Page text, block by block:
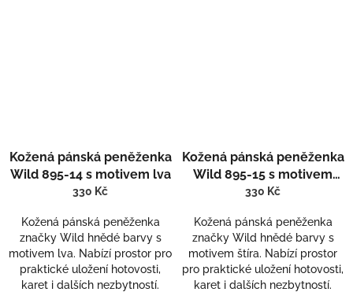
Kožená pánská peněženka
Wild 895-14 s motivem lva
330 Kč
Kožená pánská peněženka
značky Wild hnědé barvy s
motivem lva. Nabízí prostor pro
praktické uložení hotovosti,
karet i dalších nezbytností.
Kožená pánská peněženka
Wild 895-15 s motivem
štíra
330 Kč
Kožená pánská peněženka
značky Wild hnědé barvy s
motivem štíra. Nabízí prostor
pro praktické uložení hotovosti,
karet i dalších nezbytností.